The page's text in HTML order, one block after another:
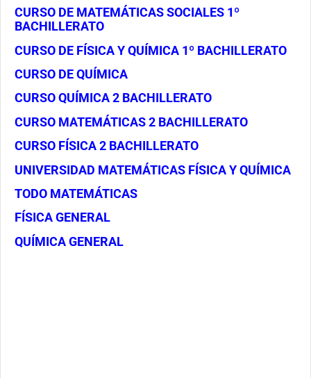
CURSO DE MATEMÁTICAS SOCIALES 1º
BACHILLERATO
CURSO DE FÍSICA Y QUÍMICA 1º BACHILLERATO
CURSO DE QUÍMICA
CURSO QUÍMICA 2 BACHILLERATO
CURSO MATEMÁTICAS 2 BACHILLERATO
CURSO FÍSICA 2 BACHILLERATO
UNIVERSIDAD MATEMÁTICAS FÍSICA Y QUÍMICA
TODO MATEMÁTICAS
FÍSICA GENERAL
QUÍMICA GENERAL